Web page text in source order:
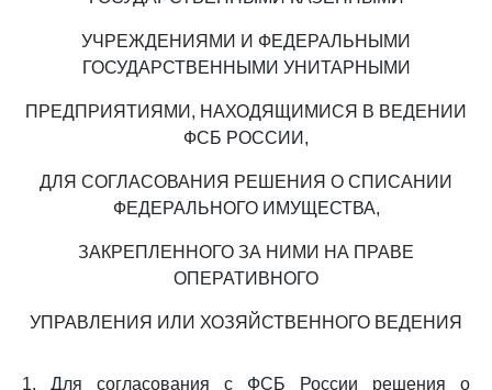
УЧРЕЖДЕНИЯМИ И ФЕДЕРАЛЬНЫМИ
ГОСУДАРСТВЕННЫМИ УНИТАРНЫМИ
ПРЕДПРИЯТИЯМИ, НАХОДЯЩИМИСЯ В ВЕДЕНИИ
ФСБ РОССИИ,
ДЛЯ СОГЛАСОВАНИЯ РЕШЕНИЯ О СПИСАНИИ
ФЕДЕРАЛЬНОГО ИМУЩЕСТВА,
ЗАКРЕПЛЕННОГО ЗА НИМИ НА ПРАВЕ
ОПЕРАТИВНОГО
УПРАВЛЕНИЯ ИЛИ ХОЗЯЙСТВЕННОГО ВЕДЕНИЯ
1. Для согласования с ФСБ России решения о